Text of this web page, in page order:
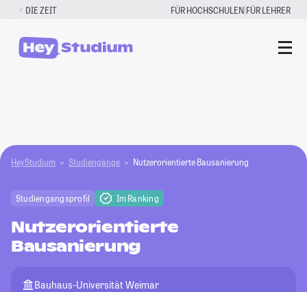
Zum
springen
DIE ZEIT FÜR HOCHSCHULEN|FÜR LEHRER
HeyStudium Studiengänge Nutzerorientierte Bausanierung
Studiengangsprofil Im Ranking
Nutzerorientierte
Bausanierung
Bauhaus-Universität Weimar